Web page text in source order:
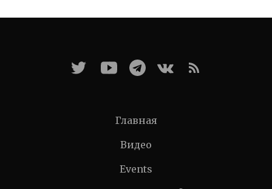
Главная
Видео
Events